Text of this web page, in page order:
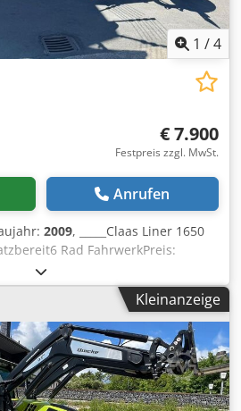
1 /4
€ 7.900
Festpreis zzgl. MwSt.
Anrufen
2009, _____Claas Liner 1650
Rad FahrwerkPreis:
Csdszp Angopfx Agvjha
Kleinanzeige